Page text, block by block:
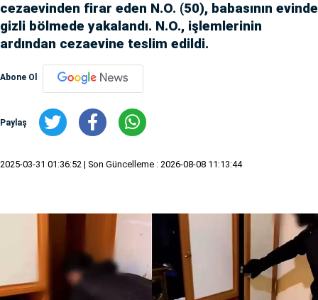
cezaevinden firar eden N.O. (50), babasının evinde
gizli bölmede yakalandı. N.O., işlemlerinin
ardından cezaevine teslim edildi.
Abone Ol
Paylaş
2025-03-31 01:36:52 | Son Güncelleme : 2026-08-08 11:13:44